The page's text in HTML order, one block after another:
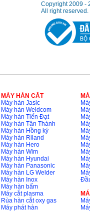
Copyright 2009 -
All right reserved.
MÁY HÀN CẮT
Máy hàn Jasic
Máy hàn Weldcom
Máy hàn Tiến Đạt
Máy hàn Tân Thành
Máy hàn Hồng ký
Máy hàn Riland
Máy hàn Hero
Máy hàn Wim
Máy hàn Hyundai
Máy hàn Panasonic
Máy hàn LG Welder
Máy hàn Inox
Máy hàn bấm
Máy cắt plasma
Rùa hàn cắt oxy gas
Máy phát hàn